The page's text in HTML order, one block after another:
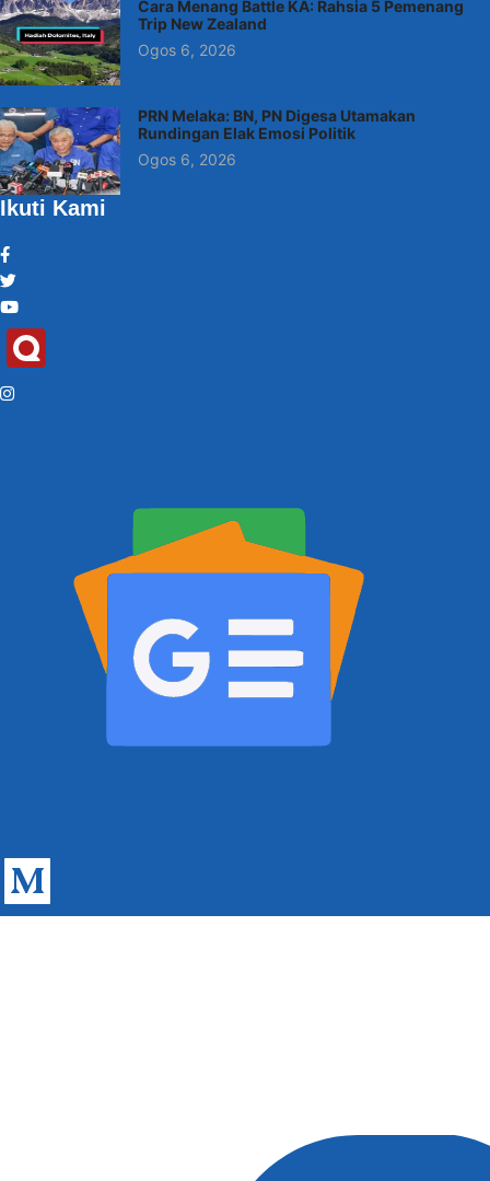
Cara Menang Battle KA: Rahsia 5 Pemenang
Trip New Zealand
Ogos 6, 2026
PRN Melaka: BN, PN Digesa Utamakan
Rundingan Elak Emosi Politik
Ogos 6, 2026
Ikuti Kami